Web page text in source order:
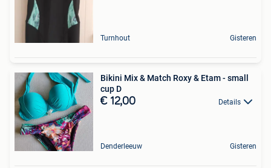
Turnhout Gisteren
Bikini Mix & Match Roxy & Etam - small
cup D
€ 12,00 Details
Denderleeuw Gisteren